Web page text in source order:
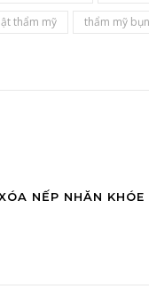
thẩm mỹ thẩm mỹ
NẾP NHĂN KHÓE